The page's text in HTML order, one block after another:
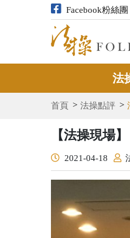
Facebook粉絲團
法
首頁 法操點評
【法操現場
2021-04-18